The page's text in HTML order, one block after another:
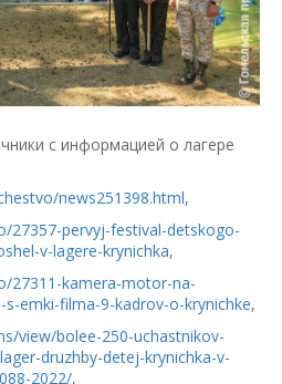
с информацией о лагере
news251398.html,
27357-pervyj-festival-detskogo-
v-lagere-krynichka,
27311-kamera-motor-na-
emki-filma-9-kadrov-o-krynichke,
view/bolee-250-uchastnikov-
druzhby-detej-krynichka-v-
2022/,